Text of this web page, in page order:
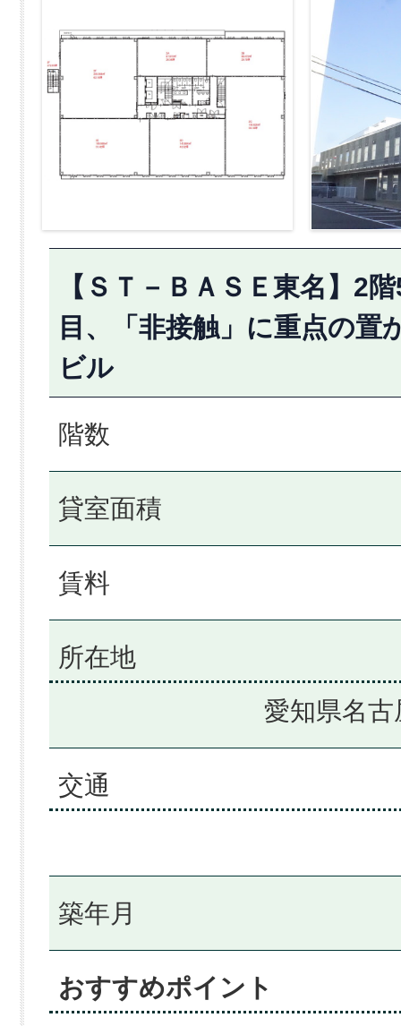
【ＳＴ－ＢＡＳＥ東名】2
目、「非接触」に重点の置
ビル
階数
貸室面積
賃料
所在地
愛知県名
交通
築年月
おすすめポイント